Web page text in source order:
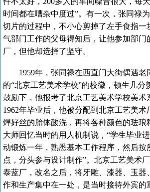
时间都在嘈杂中度过”。有一次，张同禄
切片的过程中，不小心剪掉了左手食指一
气部门工作的父母得知后，让他参加部门
厂，但他却选择了坚守。
1959年，张同禄在西直门大街偶遇老
的“北京工艺美术学校”的校徽，顿生几分
鼓励下，他报考了北京工艺美术学校美术
1962年毕业后，他被分配到北京工艺美
焊好丝的胎体酸洗，再将各种颜色的珐琅
大师回忆当时的用人机制说，“学生毕业
动锻炼一年，熟悉基本工作程序，然后按
点，分头参与设计制作”。北京工艺美术
泰蓝厂，改名之后，将牙雕、漆器、玉器
作和生产集中在一处，是当时接待外宾的